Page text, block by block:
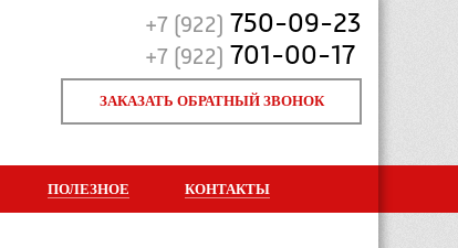
+7 (922) 750-09-23
+7 (922) 701-00-17
ЗАКАЗАТЬ ОБРАТНЫЙ ЗВОНОК
ПОЛЕЗНОЕ КОНТАКТЫ